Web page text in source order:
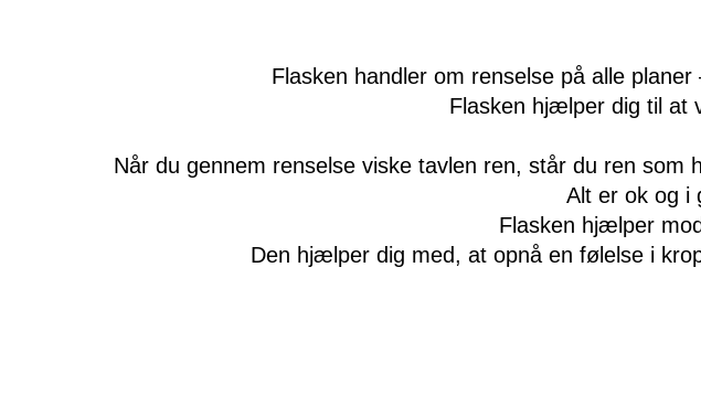
Flasken handler om renselse på alle
Flasken hjælper dig til
Når du gennem renselse viske tavlen ren, står du ren
Alt er ok og i
Flasken hjælper
Den hjælper dig med, at opnå en følelse i